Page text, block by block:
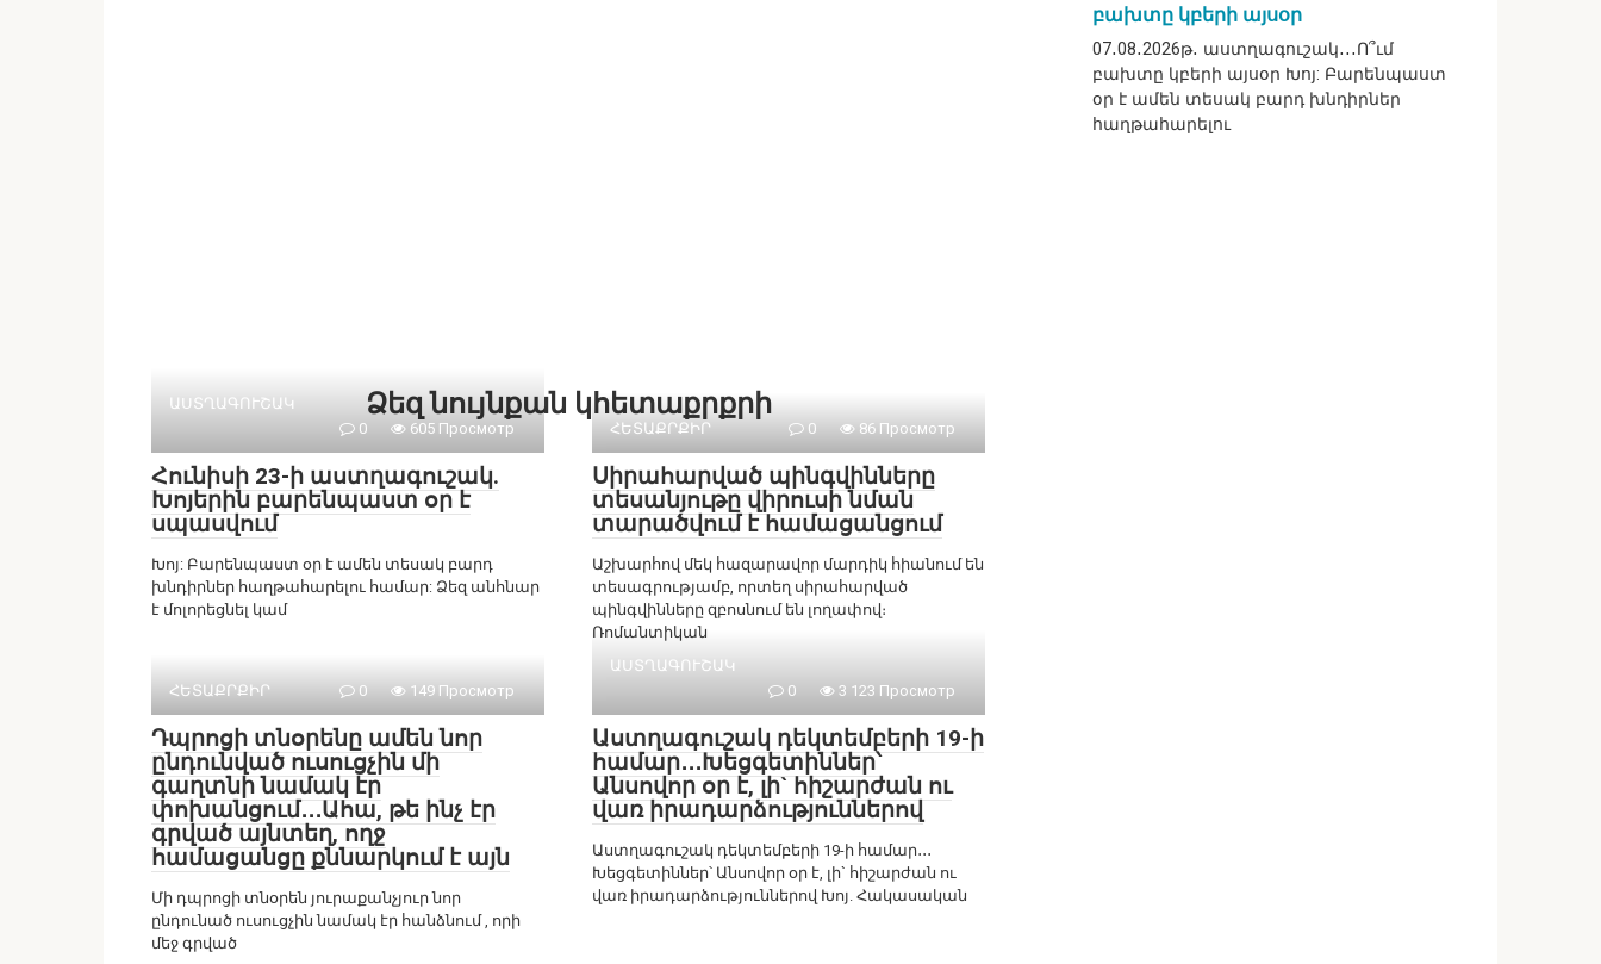
Ձեզ նույնքան կհետաքրքրի
ԱՍՏՂԱԳՈՒՇԱԿ
0
605 Просмотр
Հունիսի 23-ի աստղագուշակ.
Խոյերին բարենպաստ օր է
սպասվում
Խոյ: Բարենպաստ օր է ամեն տեսակ բարդ
խնդիրներ հաղթահարելու համար: Ձեզ անհնար
է մոլորեցնել կամ
ՀԵՏԱՔՐՔԻՐ 0 86 Просмотр
Սիրահարված պինգվինները
տեսանյութը վիրուսի նման
տարածվում է համացանցում
Աշխարհով մեկ հազարավոր մարդիկ հիանում են
տեսագրությամբ, որտեղ սիրահարված
պինգվինները զբոսնում են լողափով։
Ռոմանտիկան
ՀԵՏԱՔՐՔԻՐ 0 149 Просмотр
Դպրոցի տնօրենը ամեն նոր
ընդունված ուսուցչին մի
գաղտնի նամակ էր
փոխանցում․․․Ահա, թե ինչ էր
գրված այնտեղ, ողջ
համացանցը քննարկում է այն
Մի դպրոցի տնօրեն յուրաքանչյուր նոր
ընդունած ուսուցչին նամակ էր հանձնում , որի
մեջ գրված
ԱՍՏՂԱԳՈՒՇԱԿ
0
3 123 Просмотр
Աստղագուշակ դեկտեմբերի 19-ի
համար․․․Խեցգետիններ՝
Անսովոր օր է, լի` հիշարժան ու
վառ իրադարձություններով
Աստղագուշակ դեկտեմբերի 19-ի համար․․․
Խեցգետիններ՝ Անսովոր օր է, լի` հիշարժան ու
վառ իրադարձություններով Խոյ. Հակասական
բախտը կբերի այսօր
07․08․2026թ․ աստղագուշակ․․․Ո՞ւմ
բախտը կբերի այսօր Խոյ: Բարենպաստ
օր է ամեն տեսակ բարդ խնդիրներ
հաղթահարելու